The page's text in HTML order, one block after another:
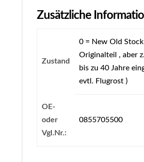
Zusätzliche
Zustand
0 = New Old Stock
Originalteil , aber
bis zu 40 Jahre
evtl. Flugrost )
OE-
oder
Vgl.Nr.:
0855705500